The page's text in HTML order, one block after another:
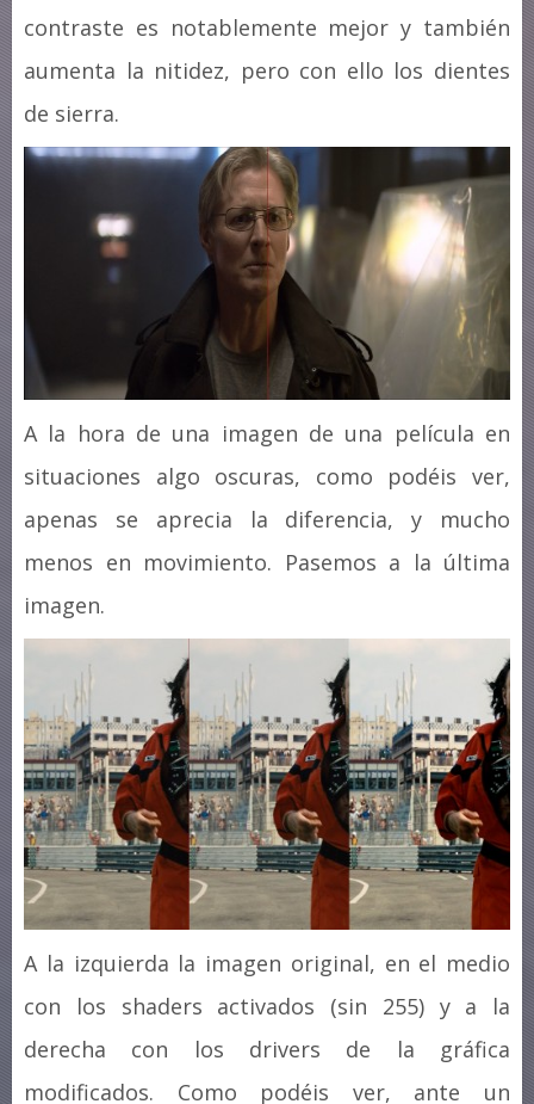
contraste es notablemente mejor y también
aumenta la nitidez, pero con ello los dientes
de sierra.
A la hora de una imagen de una película en
situaciones algo oscuras, como podéis ver,
apenas se aprecia la diferencia, y mucho
menos en movimiento. Pasemos a la última
imagen.
A la izquierda la imagen original, en el medio
con los shaders activados (sin 255) y a la
derecha con los drivers de la gráfica
modificados. Como podéis ver, ante un